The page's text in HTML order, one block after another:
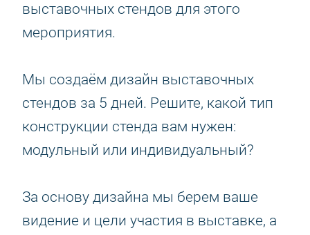
выставочных стендов для этого
мероприятия.
Мы создаём дизайн выставочных
стендов за 5 дней. Решите, какой тип
конструкции стенда вам нужен:
модульный или индивидуальный?
За основу дизайна мы берем ваше
видение и цели участия в выставке, а